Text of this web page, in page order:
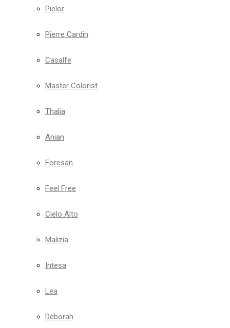
Pielor
Pierre Cardin
Casalfe
Master Colorist
Thalia
Anian
Foresan
Feel Free
Cielo Alto
Malizia
Intesa
Lea
Deborah